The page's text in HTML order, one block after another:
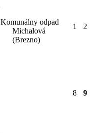
Komunálny odpad
Michalová
(Brezno)
1 2
8 9